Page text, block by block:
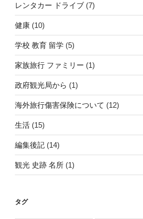
レンタカー ドライブ (7)
健康 (10)
学校 教育 留学 (5)
家族旅行 ファミリー (1)
政府観光局から (1)
海外旅行傷害保険について (12)
生活 (15)
編集後記 (14)
観光 史跡 名所 (1)
タグ